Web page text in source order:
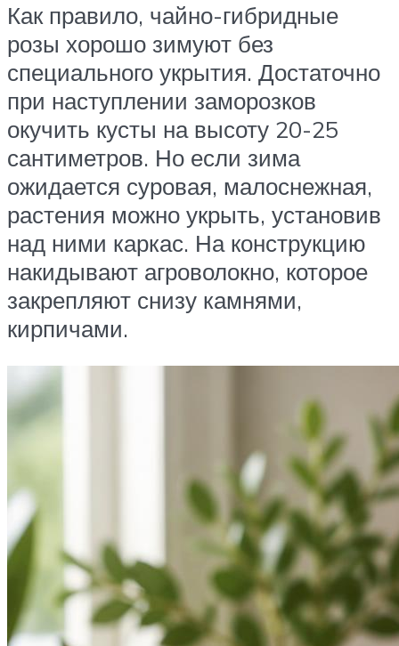
Как правило, чайно-гибридные
розы хорошо зимуют без
специального укрытия. Достаточно
при наступлении заморозков
окучить кусты на высоту 20-25
сантиметров. Но если зима
ожидается суровая, малоснежная,
растения можно укрыть, установив
над ними каркас. На конструкцию
накидывают агроволокно, которое
закрепляют снизу камнями,
кирпичами.